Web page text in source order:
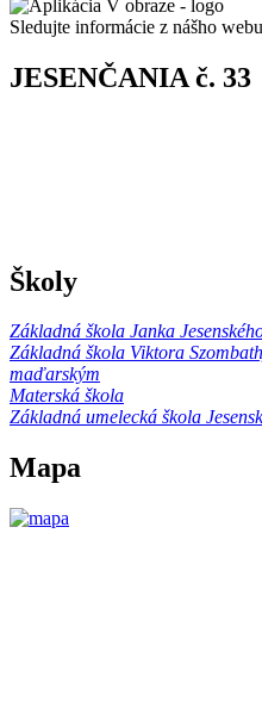
Sledujte informácie z nášho webu
JESENČANIA č. 33
Školy
Základná škola Janka
Základná škola Viktora
maďarským
Materská škola
Základná umelecká škola
Mapa